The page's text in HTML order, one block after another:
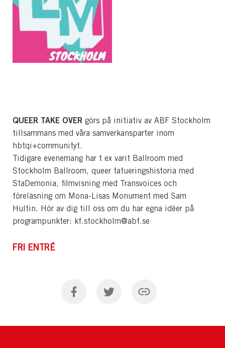
QUEER TAKE OVER görs på initiativ av ABF Stockholm
tillsammans med våra samverkansparter inom
hbtqi+communityt.
Tidigare evenemang har t ex varit Ballroom med
Stockholm Ballroom, queer tatueringshistoria med
StaDemonia, filmvisning med Transvoices och
föreläsning om Mona-Lisas Monument med Sam
Hultin. Hör av dig till oss om du har egna idéer på
programpunkter: kf.stockholm@abf.se
FRI ENTRÉ